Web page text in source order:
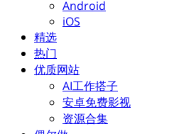
Android
iOS
精选
热门
优质网站
AI工作搭子
安卓免费影视
资源合集